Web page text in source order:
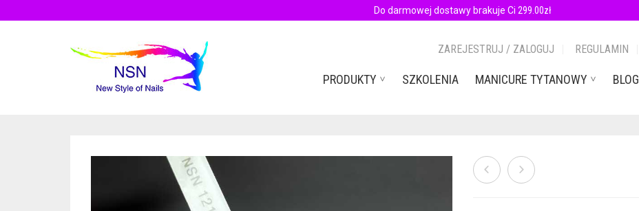
Do darmowej dostawy brakuje Ci 299.00zł
ZAREJESTRUJ / ZALOGUJ REGULAMIN
PRODUKTY SZKOLENIA MANICURE TYTANOWY BLOG